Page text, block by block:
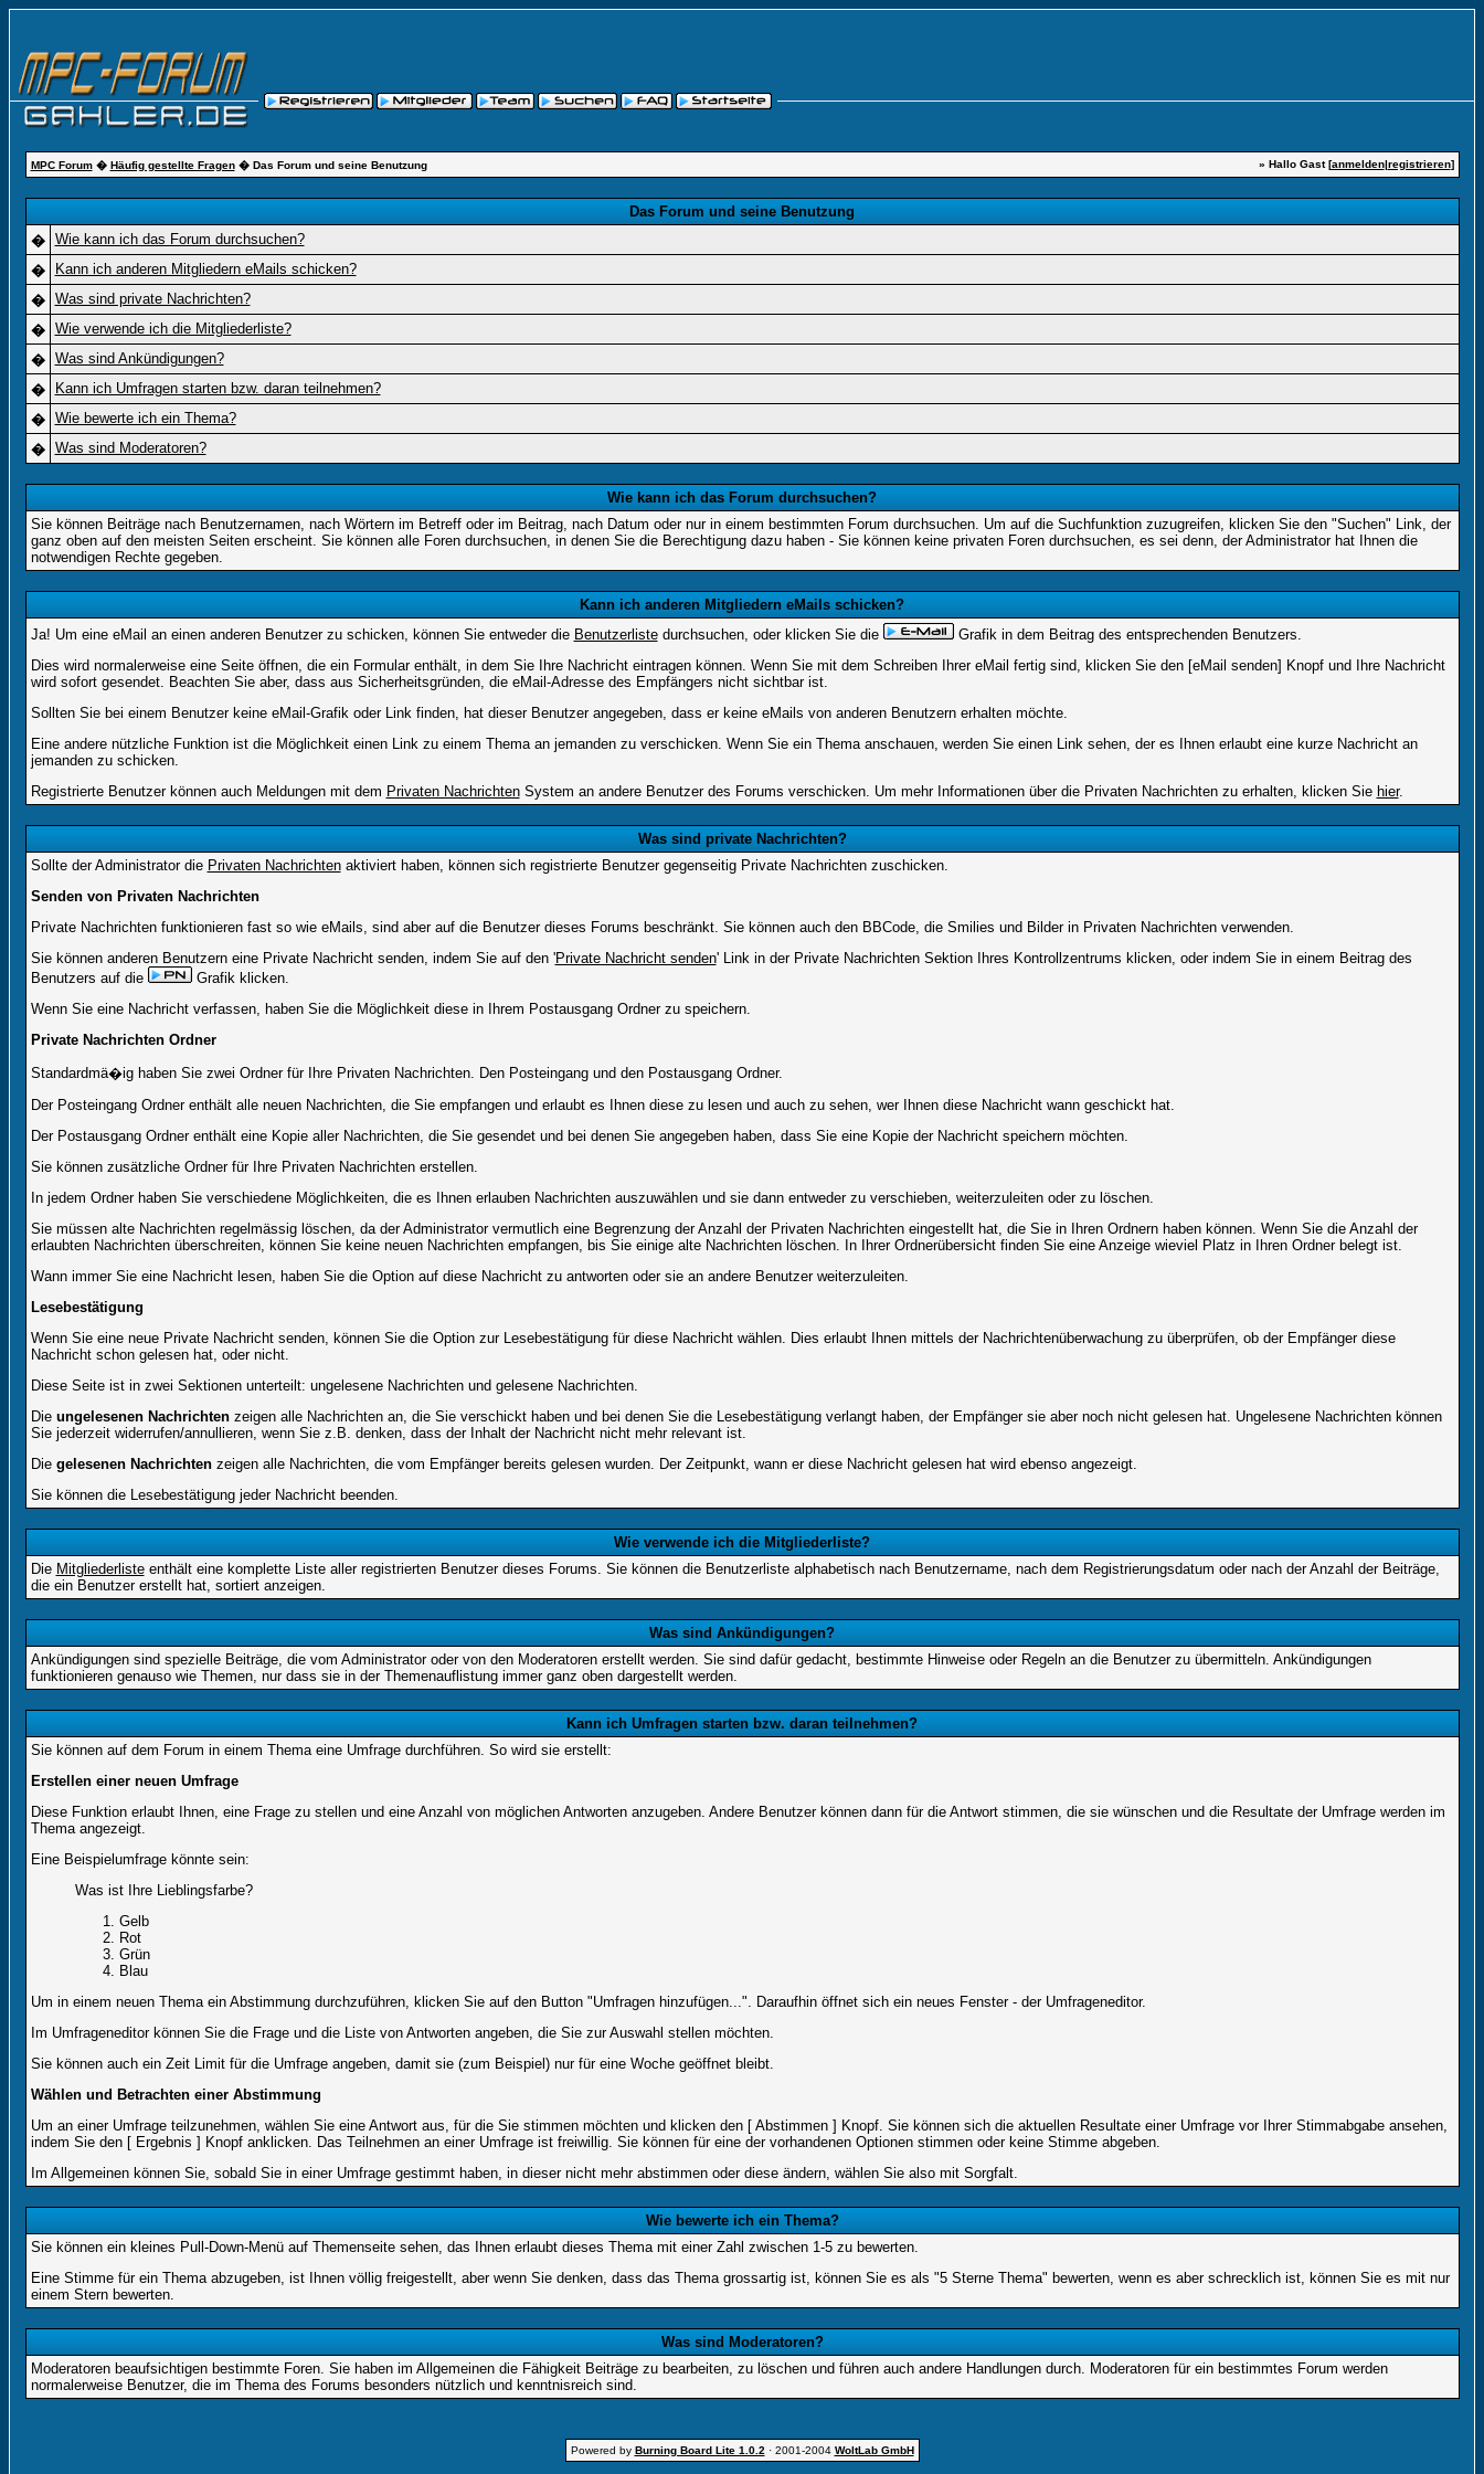
MPC Forum� Häufig gestellte Fragen� Das Forum und seine Benutzung » Hallo Gast [anmelden|registrieren]
Das Forum und seine Benutzung
�
Wie kann ich das Forum durchsuchen?
�
Kann ich anderen Mitgliedern eMails schicken?
�
Was sind private Nachrichten?
�
Wie verwende ich die Mitgliederliste?
�
Was sind Ankündigungen?
�
Kann ich Umfragen starten bzw. daran teilnehmen?
�
Wie bewerte ich ein Thema?
�
Was sind Moderatoren?
Wie kann ich das Forum durchsuchen?
Sie können Beiträge nach Benutzernamen, nach Wörtern im Betreff oder im Beitrag, nach Datum oder nur in einem bestimmten Forum durchsuchen. Um auf die Suchfunktion zuzugreifen, klicken Sie den "Suchen" Link, der
ganz oben auf den meisten Seiten erscheint. Sie können alle Foren durchsuchen, in denen Sie die Berechtigung dazu haben - Sie können keine privaten Foren durchsuchen, es sei denn, der Administrator hat Ihnen die
notwendigen Rechte gegeben.
Kann ich anderen Mitgliedern eMails schicken?
Ja! Um eine eMail an einen anderen Benutzer zu schicken, können Sie entweder die Benutzerlistedurchsuchen, oder klicken Sie die
Grafik in dem Beitrag des entsprechenden Benutzers.
Dies wird normalerweise eine Seite öffnen, die ein Formular enthält, in dem Sie Ihre Nachricht eintragen können. Wenn Sie mit dem Schreiben Ihrer eMail fertig sind, klicken Sie den [eMail senden] Knopf und Ihre Nachricht
wird sofort gesendet. Beachten Sie aber, dass aus Sicherheitsgründen, die eMail-Adresse des Empfängers nicht sichtbar ist.
Sollten Sie bei einem Benutzer keine eMail-Grafik oder Link finden, hat dieser Benutzer angegeben, dass er keine eMails von anderen Benutzern erhalten möchte.
Eine andere nützliche Funktion ist die Möglichkeit einen Link zu einem Thema an jemanden zu verschicken. Wenn Sie ein Thema anschauen, werden Sie einen Link sehen, der es Ihnen erlaubt eine kurze Nachricht an
jemanden zu schicken.
Registrierte Benutzer können auch Meldungen mit dem Privaten NachrichtenSystem an andere Benutzer des Forums verschicken. Um mehr Informationen über die Privaten Nachrichten zu erhalten, klicken Sie hier.
Was sind private Nachrichten?
Sollte der Administrator die Privaten Nachrichtenaktiviert haben, können sich registrierte Benutzer gegenseitig Private Nachrichten zuschicken.
Senden von Privaten Nachrichten
Private Nachrichten funktionieren fast so wie eMails, sind aber auf die Benutzer dieses Forums beschränkt. Sie können auch den BBCode, die Smilies und Bilder in Privaten Nachrichten verwenden.
Sie können anderen Benutzern eine Private Nachricht senden, indem Sie auf den 'Private Nachricht senden' Link in der Private Nachrichten Sektion Ihres Kontrollzentrums klicken, oder indem Sie in einem Beitrag des
Benutzers auf die
Grafik klicken.
Wenn Sie eine Nachricht verfassen, haben Sie die Möglichkeit diese in Ihrem Postausgang Ordner zu speichern.
Private Nachrichten Ordner
Standardmä�ig haben Sie zwei Ordner für Ihre Privaten Nachrichten. Den Posteingang und den Postausgang Ordner.
Der Posteingang Ordner enthält alle neuen Nachrichten, die Sie empfangen und erlaubt es Ihnen diese zu lesen und auch zu sehen, wer Ihnen diese Nachricht wann geschickt hat.
Der Postausgang Ordner enthält eine Kopie aller Nachrichten, die Sie gesendet und bei denen Sie angegeben haben, dass Sie eine Kopie der Nachricht speichern möchten.
Sie können zusätzliche Ordner für Ihre Privaten Nachrichten erstellen.
In jedem Ordner haben Sie verschiedene Möglichkeiten, die es Ihnen erlauben Nachrichten auszuwählen und sie dann entweder zu verschieben, weiterzuleiten oder zu löschen.
Sie müssen alte Nachrichten regelmässig löschen, da der Administrator vermutlich eine Begrenzung der Anzahl der Privaten Nachrichten eingestellt hat, die Sie in Ihren Ordnern haben können. Wenn Sie die Anzahl der
erlaubten Nachrichten überschreiten, können Sie keine neuen Nachrichten empfangen, bis Sie einige alte Nachrichten löschen. In Ihrer Ordnerübersicht finden Sie eine Anzeige wieviel Platz in Ihren Ordner belegt ist.
Wann immer Sie eine Nachricht lesen, haben Sie die Option auf diese Nachricht zu antworten oder sie an andere Benutzer weiterzuleiten.
Lesebestätigung
Wenn Sie eine neue Private Nachricht senden, können Sie die Option zur Lesebestätigung für diese Nachricht wählen. Dies erlaubt Ihnen mittels der Nachrichtenüberwachung zu überprüfen, ob der Empfänger diese
Nachricht schon gelesen hat, oder nicht.
Diese Seite ist in zwei Sektionen unterteilt: ungelesene Nachrichten und gelesene Nachrichten.
Die ungelesenen Nachrichtenzeigen alle Nachrichten an, die Sie verschickt haben und bei denen Sie die Lesebestätigung verlangt haben, der Empfänger sie aber noch nicht gelesen hat. Ungelesene Nachrichten können
Sie jederzeit widerrufen/annullieren, wenn Sie z.B. denken, dass der Inhalt der Nachricht nicht mehr relevant ist.
Die gelesenen Nachrichtenzeigen alle Nachrichten, die vom Empfänger bereits gelesen wurden. Der Zeitpunkt, wann er diese Nachricht gelesen hat wird ebenso angezeigt.
Sie können die Lesebestätigung jeder Nachricht beenden.
Wie verwende ich die Mitgliederliste?
Die Mitgliederlisteenthält eine komplette Liste aller registrierten Benutzer dieses Forums. Sie können die Benutzerliste alphabetisch nach Benutzername, nach dem Registrierungsdatum oder nach der Anzahl der Beiträge,
die ein Benutzer erstellt hat, sortiert anzeigen.
Was sind Ankündigungen?
Ankündigungen sind spezielle Beiträge, die vom Administrator oder von den Moderatoren erstellt werden. Sie sind dafür gedacht, bestimmte Hinweise oder Regeln an die Benutzer zu übermitteln. Ankündigungen
funktionieren genauso wie Themen, nur dass sie in der Themenauflistung immer ganz oben dargestellt werden.
Kann ich Umfragen starten bzw. daran teilnehmen?
Sie können auf dem Forum in einem Thema eine Umfrage durchführen. So wird sie erstellt:
Erstellen einer neuen Umfrage
Diese Funktion erlaubt Ihnen, eine Frage zu stellen und eine Anzahl von möglichen Antworten anzugeben. Andere Benutzer können dann für die Antwort stimmen, die sie wünschen und die Resultate der Umfrage werden im
Thema angezeigt.
Eine Beispielumfrage könnte sein:
Was ist Ihre Lieblingsfarbe?
Gelb
Rot
Grün
Blau
Um in einem neuen Thema ein Abstimmung durchzuführen, klicken Sie auf den Button "Umfragen hinzufügen...". Daraufhin öffnet sich ein neues Fenster - der Umfrageneditor.
Im Umfrageneditor können Sie die Frage und die Liste von Antworten angeben, die Sie zur Auswahl stellen möchten.
Sie können auch ein Zeit Limit für die Umfrage angeben, damit sie (zum Beispiel) nur für eine Woche geöffnet bleibt.
Wählen und Betrachten einer Abstimmung
Um an einer Umfrage teilzunehmen, wählen Sie eine Antwort aus, für die Sie stimmen möchten und klicken den [ Abstimmen ] Knopf. Sie können sich die aktuellen Resultate einer Umfrage vor Ihrer Stimmabgabe ansehen,
indem Sie den [ Ergebnis ] Knopf anklicken. Das Teilnehmen an einer Umfrage ist freiwillig. Sie können für eine der vorhandenen Optionen stimmen oder keine Stimme abgeben.
Im Allgemeinen können Sie, sobald Sie in einer Umfrage gestimmt haben, in dieser nicht mehr abstimmen oder diese ändern, wählen Sie also mit Sorgfalt.
Wie bewerte ich ein Thema?
Sie können ein kleines Pull-Down-Menü auf Themenseite sehen, das Ihnen erlaubt dieses Thema mit einer Zahl zwischen 1-5 zu bewerten.
Eine Stimme für ein Thema abzugeben, ist Ihnen völlig freigestellt, aber wenn Sie denken, dass das Thema grossartig ist, können Sie es als "5 Sterne Thema" bewerten, wenn es aber schrecklich ist, können Sie es mit nur
einem Stern bewerten.
Was sind Moderatoren?
Moderatoren beaufsichtigen bestimmte Foren. Sie haben im Allgemeinen die Fähigkeit Beiträge zu bearbeiten, zu löschen und führen auch andere Handlungen durch. Moderatoren für ein bestimmtes Forum werden
normalerweise Benutzer, die im Thema des Forums besonders nützlich und kenntnisreich sind.
Powered by Burning Board Lite 1.0.2 · 2001-2004 WoltLab GmbH